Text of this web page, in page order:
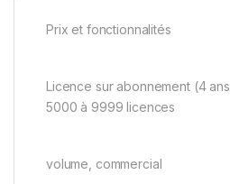
Prix et fonctionnalités
Licence sur abonnement (4
5000 à 9999 licences
volume, commercial